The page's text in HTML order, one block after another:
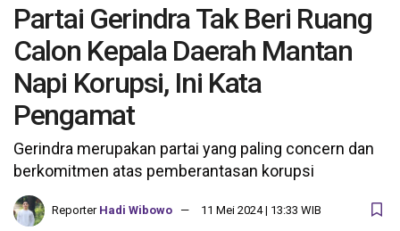
Partai Gerindra Tak Beri Ruang
Calon Kepala Daerah Mantan
Napi Korupsi, Ini Kata
Pengamat
Gerindra merupakan partai yang paling concern dan
berkomitmen atas pemberantasan korupsi
Reporter Hadi Wibowo 11 Mei 2024 | 13:33 WIB